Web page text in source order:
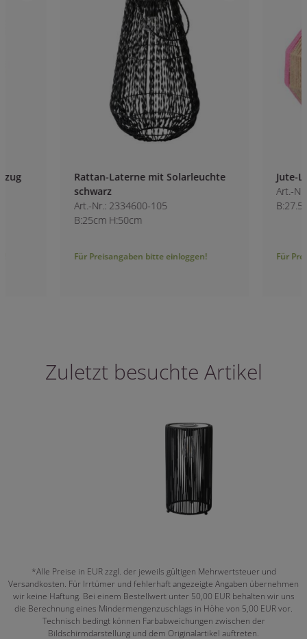
Rattan-Laterne mit Solarleuchte
Art.-Nr.: 2334600-105
B:25cm H:50cm
Für Preisangaben bitte einloggen!
Jute-Laterne mit
Art.-Nr.: 2335400
B:27.5cm H:26.5cm
Für Preisangaben
Zuletzt besuchte Artikel
*Alle Preise in EUR zzgl. der jeweils gültigen Mehrwertsteuer und
Versandkosten. Für Irrtümer und fehlerhaft angezeigte Angaben übernehmen
wir keine Haftung. Bei einem Bestellwert unter 50,00 EUR behalten wir uns
die Berechnung eines Mindermengenzuschlags in Höhe von 5,00 EUR vor.
Technisch bedingt können Farbabweichungen zwischen der
Bildschirmdarstellung und dem Originalartikel auftreten.